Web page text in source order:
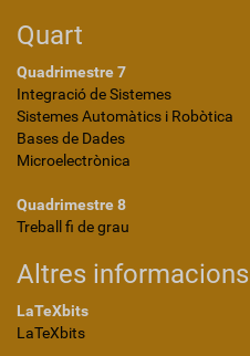
Quart
Quadrimestre 7
Integració de Sistemes
Sistemes Automàtics i Robòtica
Bases de Dades
Microelectrònica
Quadrimestre 8
Treball fi de grau
Altres informacions
LaTeXbits
LaTeXbits